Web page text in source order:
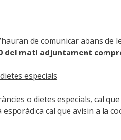
de comunicar abans de
del matí adjuntament
especials
o dietes especials, cal
esporàdica cal que avisin a la